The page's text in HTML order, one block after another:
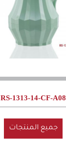
RS-1313-14-CF-A08
جميع المنتجات